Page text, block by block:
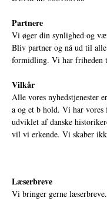
Partnere
Vi øger din synlighed og
Bliv partner og nå ud til
formidling. Vi har friheden
Vilkår
Alle vores nyhedstjenester
a og et b hold. Vi har
udviklet af danske
vil vi erkende. Vi skaber
Læserbreve
Vi bringer gerne læserbreve.